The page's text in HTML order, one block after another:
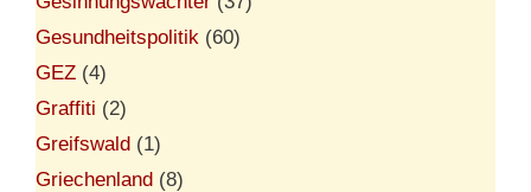
Gesundheitspolitik (60)
GEZ (4)
Graffiti (2)
Greifswald (1)
Griechenland (8)